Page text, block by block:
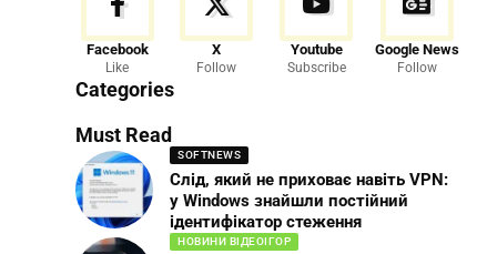
Facebook
Like
X
Follow
Youtube
Subscribe
Google News
Follow
Categories
Must Read
SOFTNEWS
Слід, який не приховає навіть VPN:
у Windows знайшли постійний
ідентифікатор стеження
НОВИНИ ВІДЕОІГОР